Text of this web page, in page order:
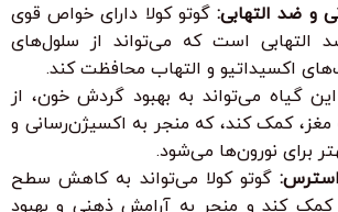
و ضد التهابی:گوتو کولا دارای خواص قوی
التهابی است که می‌تواند از سلول‌های
اکسیداتیو و التهاب محافظت کند.
این گیاه می‌تواند به بهبود گردش خون، از
کمک کند، که منجر به اکسیژن‌رسانی و
برای نورون‌ها می‌شود.
گوتو کولا می‌تواند به کاهش سطح
کند و منجر به آرامش ذهنی و بهبود